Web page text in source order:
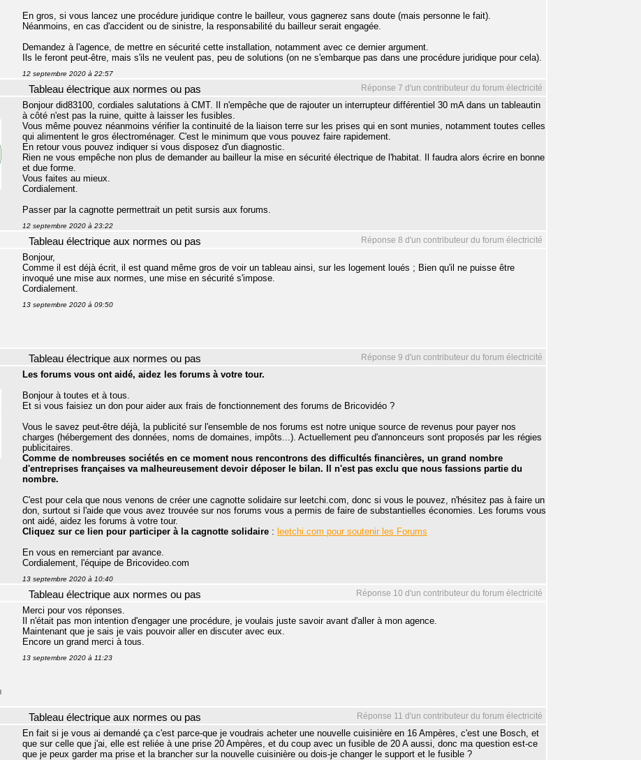
En gros, si vous lancez une procédure juridique contre le bailleur, vous gagnerez sans doute (mais personne le fait).
Néanmoins, en cas d'accident ou de sinistre, la responsabilité du bailleur serait engagée.
Demandez à l'agence, de mettre en sécurité cette installation, notamment avec ce dernier argument.
Ils le feront peut-être, mais s'ils ne veulent pas, peu de solutions (on ne s'embarque pas dans une procédure juridique pour cela).
12 septembre 2020 à 22:57
Réponse 7 d'un contributeur du forum électricité
Tableau électrique aux normes ou pas
Bonjour did83100, cordiales salutations à CMT. Il n'empêche que de rajouter un interrupteur différentiel 30 mA dans un tableautin
à côté n'est pas la ruine, quitte à laisser les fusibles.
Vous même pouvez néanmoins vérifier la continuité de la liaison terre sur les prises qui en sont munies, notamment toutes celles
qui alimentent le gros électroménager. C'est le minimum que vous pouvez faire rapidement.
En retour vous pouvez indiquer si vous disposez d'un diagnostic.
Rien ne vous empêche non plus de demander au bailleur la mise en sécurité électrique de l'habitat. Il faudra alors écrire en bonne
et due forme.
Vous faites au mieux.
Cordialement.
Passer par la cagnotte permettrait un petit sursis aux forums.
12 septembre 2020 à 23:22
Réponse 8 d'un contributeur du forum électricité
Tableau électrique aux normes ou pas
Bonjour,
Comme il est déjà écrit, il est quand même gros de voir un tableau ainsi, sur les logement loués ; Bien qu'il ne puisse être
invoqué une mise aux normes, une mise en sécurité s'impose.
Cordialement.
13 septembre 2020 à 09:50
Réponse 9 d'un contributeur du forum électricité
Tableau électrique aux normes ou pas
Les forums vous ont aidé, aidez les forums à votre tour.
Bonjour à toutes et à tous.
Et si vous faisiez un don pour aider aux frais de fonctionnement des forums de Bricovidéo ?
Vous le savez peut-être déjà, la publicité sur l'ensemble de nos forums est notre unique source de revenus pour payer nos
charges (hébergement des données, noms de domaines, impôts...). Actuellement peu d'annonceurs sont proposés par les régies
publicitaires.
Comme de nombreuses sociétés en ce moment nous rencontrons des difficultés financières, un grand nombre
d'entreprises françaises va malheureusement devoir déposer le bilan. Il n'est pas exclu que nous fassions partie du
nombre.
C'est pour cela que nous venons de créer une cagnotte solidaire sur leetchi.com, donc si vous le pouvez, n'hésitez pas à faire un
don, surtout si l'aide que vous avez trouvée sur nos forums vous a permis de faire de substantielles économies. Les forums vous
ont aidé, aidez les forums à votre tour.
Cliquez sur ce lien pour participer à la cagnotte solidaire : leetchi.com pour soutenir les Forums
En vous en remerciant par avance.
Cordialement, l'équipe de Bricovideo.com
13 septembre 2020 à 10:40
Réponse 10 d'un contributeur du forum électricité
Tableau électrique aux normes ou pas
Merci pour vos réponses.
Il n'était pas mon intention d'engager une procédure, je voulais juste savoir avant d'aller à mon agence.
Maintenant que je sais je vais pouvoir aller en discuter avec eux.
Encore un grand merci à tous.
13 septembre 2020 à 11:23
Réponse 11 d'un contributeur du forum électricité
Tableau électrique aux normes ou pas
En fait si je vous ai demandé ça c'est parce-que je voudrais acheter une nouvelle cuisinière en 16 Ampères, c'est une Bosch, et
que sur celle que j'ai, elle est reliée à une prise 20 Ampères, et du coup avec un fusible de 20 A aussi, donc ma question est-ce
que je peux garder ma prise et la brancher sur la nouvelle cuisinière ou dois-je changer le support et le fusible ?